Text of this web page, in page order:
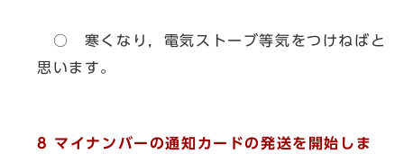
○ 寒くなり，電気ストーブ等気をつけねばと
思います。
8 マイナンバーの通知カードの発送を開始しま